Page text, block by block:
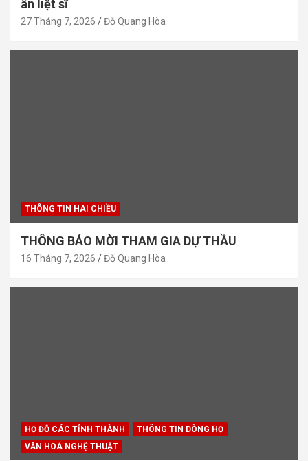
ân liệt sĩ
27 Tháng 7, 2026 Đỗ Quang Hòa
THÔNG TIN HAI CHIỀU
THÔNG BÁO MỜI THAM GIA DỰ THẦU
16 Tháng 7, 2026 Đỗ Quang Hòa
HỌ ĐỖ CÁC TỈNH THÀNH
THÔNG TIN DÒNG HỌ
VĂN HOÁ NGHỆ THUẬT